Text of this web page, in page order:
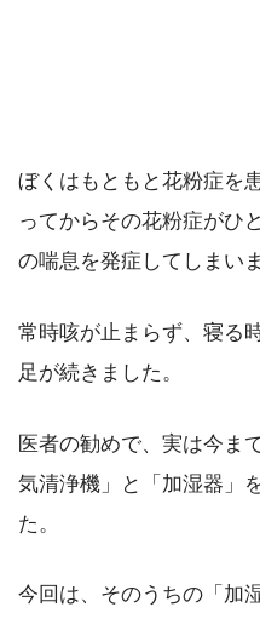
ぼくはもともと花粉症を
ってからその花粉症がひ
の喘息を発症してしまい
常時咳が止まらず、寝る
足が続きました。
医者の勧めで、実は今ま
気清浄機」と「加湿器」
た。
今回は、そのうちの「加